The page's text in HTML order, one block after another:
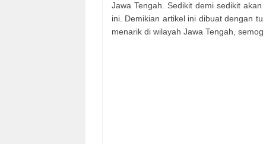
Jawa Tengah. Sedikit demi sedikit
ini. Demikian artikel ini dibuat dengan
menarik di wilayah Jawa Tengah,